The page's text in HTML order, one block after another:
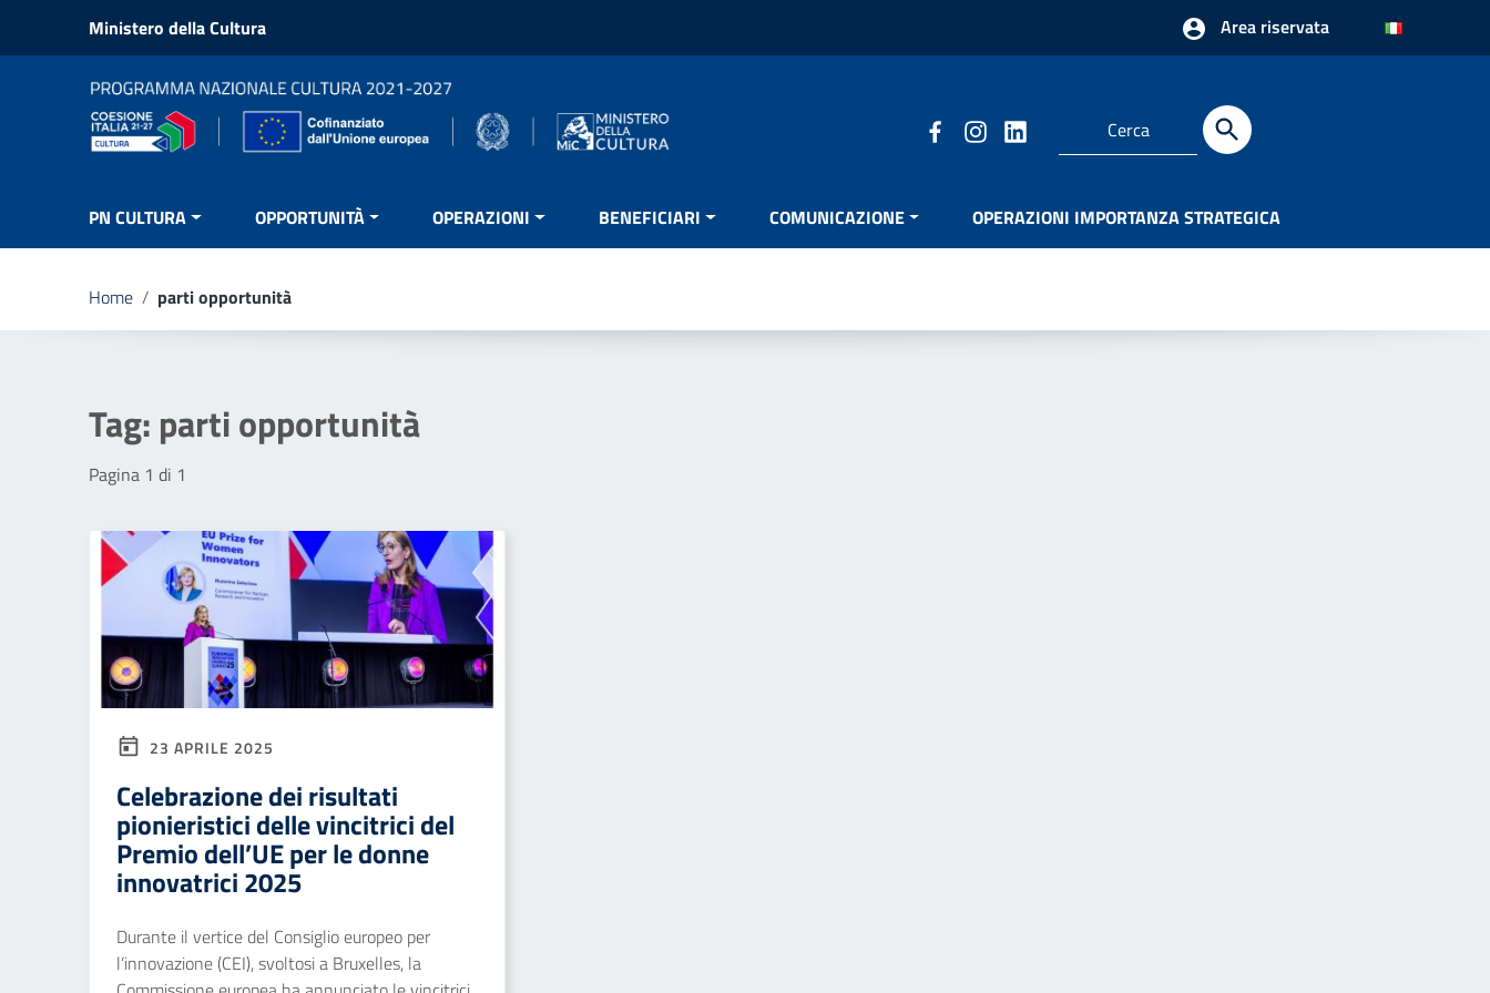
Vai ai contenuti
Vai al menu di navigazione
Vai al footer
Ministero della Cultura Area riservata
PN CULTURA OPPORTUNITÀ OPERAZIONI BENEFICIARI COMUNICAZIONE OPERAZIONI IMPORTANZA STRATEGICA
Home / parti opportunità
Tag: parti opportunità
Pagina 1 di 1
23 APRILE 2025
Celebrazione dei risultati
pionieristici delle vincitrici del
Premio dell’UE per le donne
innovatrici 2025
Durante il vertice del Consiglio europeo per
l’innovazione (CEI), svoltosi a Bruxelles, la